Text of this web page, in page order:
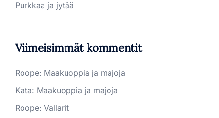
Purkkaa ja jytää
Viimeisimmät kommentit
Roope: Maakuoppia ja majoja
Kata: Maakuoppia ja majoja
Roope: Vallarit